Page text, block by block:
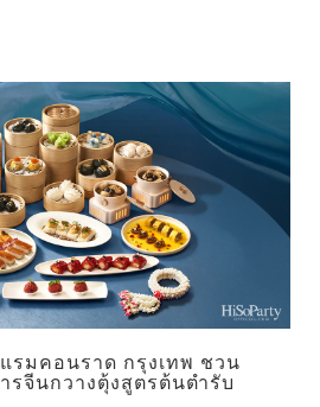
รมคอนราด กรุงเทพ ชวน
รจีนกวางตุ้งสูตรต้นตำรับ